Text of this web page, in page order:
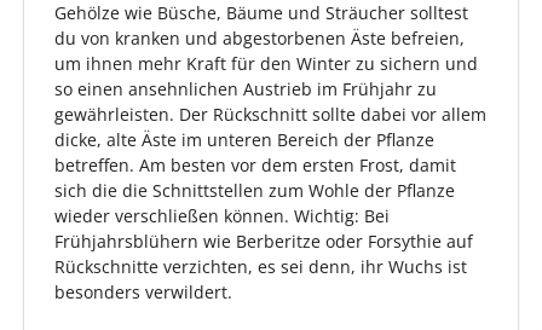
Gehölze wie Büsche, Bäume und Sträucher solltest
du von kranken und abgestorbenen Äste befreien,
um ihnen mehr Kraft für den Winter zu sichern und
so einen ansehnlichen Austrieb im Frühjahr zu
gewährleisten. Der Rückschnitt sollte dabei vor allem
dicke, alte Äste im unteren Bereich der Pflanze
betreffen. Am besten vor dem ersten Frost, damit
sich die die Schnittstellen zum Wohle der Pflanze
wieder verschließen können. Wichtig: Bei
Frühjahrsblühern wie Berberitze oder Forsythie auf
Rückschnitte verzichten, es sei denn, ihr Wuchs ist
besonders verwildert.